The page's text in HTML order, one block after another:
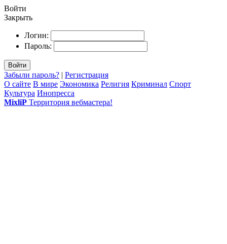
Войти
Закрыть
Логин:
Пароль:
Войти
Забыли пароль? | Регистрация
О сайте В мире Экономика Религия Криминал Спорт
Культура Инопресса
MixliP Территория вебмастера!